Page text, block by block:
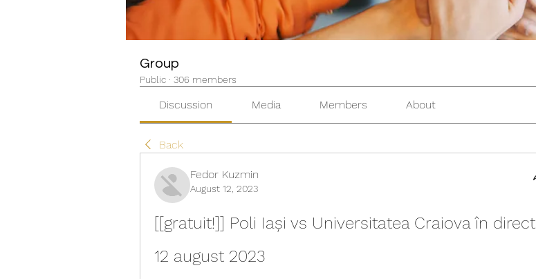
Group
Public · 306 members
Discussion Media Members About
Back
Fedor Kuzmin
August 12, 2023
[[gratuit!]] Poli Iași vs Universitatea Craiova în direct
12 august 2023